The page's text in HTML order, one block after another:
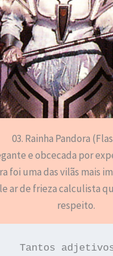
03. Rainha Pandora
e obcecada por
foi uma das vilãs mais
ar de frieza calculista
respeito.
Tantos